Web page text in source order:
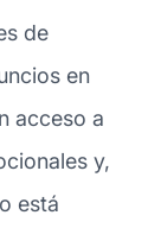
de
en
acceso a
y,
está